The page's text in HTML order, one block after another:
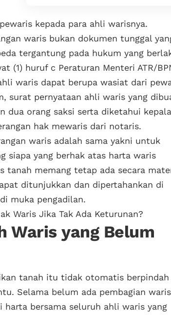
kepada para ahli warisnya.
waris bukan dokumen tunggal
tergantung pada hukum yang
(1) huruf c Peraturan Menteri ATR/
waris dapat berupa wasiat dari
surat pernyataan ahli waris yang
dua orang saksi serta diketahui kepala
hak mewaris dari notaris.
waris adalah sama yakni untuk
siapa yang berhak atas harta waris
tanah memang tetap ada secara
ditunjukkan dan dipertahankan di
muka pengadilan.
Waris Jika Tak Ada Keturunan?
Waris yang Belum
tanah itu tidak otomatis berpindah
Selama belum ada pembagian
bersama seluruh ahli waris yang